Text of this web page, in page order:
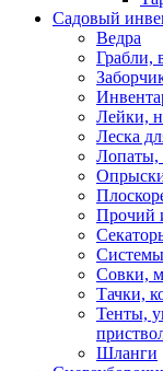
Садовый
Ведра
Грабли,
Лейки,
Леска
Лопаты,
Прочий
Совки,
Тачки,
Тенты,
Шланги